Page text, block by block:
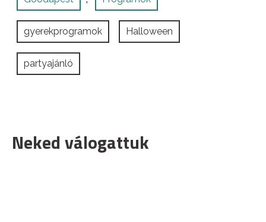
gyerekprogramok Halloween
partyajánló
Neked válogattuk